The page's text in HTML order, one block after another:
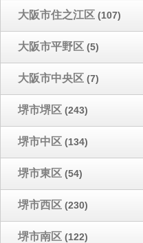
大阪市住之江区 (107)
大阪市平野区 (5)
大阪市中央区 (7)
堺市堺区 (243)
堺市中区 (134)
堺市東区 (54)
堺市西区 (230)
堺市南区 (122)